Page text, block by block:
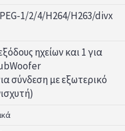
1/2/4/H264/H263/divx
ηχείων και 1 για
σύνδεση με εξωτερικό